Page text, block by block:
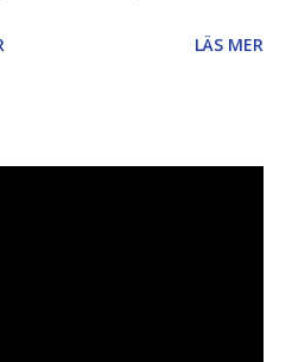
Upphovsrätten //Zac,LÄS MER